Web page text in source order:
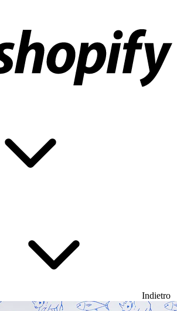
Indietro